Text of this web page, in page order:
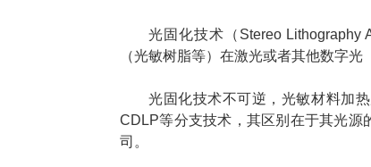
光固化技术（Stereo Lithography
（光敏树脂等）在激光或者其他数字光
光固化技术不可逆，光敏材料加
CDLP等分支技术，其区别在于其光源
司。